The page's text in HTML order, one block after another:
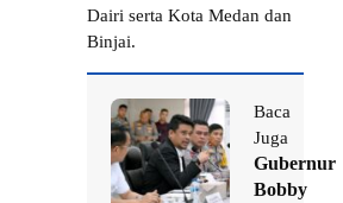
Dairi serta Kota Medan dan
Binjai.
Baca
Juga
Gubernur
Bobby